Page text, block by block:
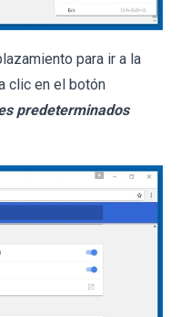
para ir a la
clic en el botón
predeterminados